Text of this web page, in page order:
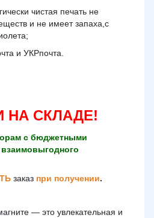
чистая печать не
и не имеет запаха,с
и УКРпочта.
НА СКЛАДЕ!
с бюджетными
заказ при получении.
— это увлекательная и